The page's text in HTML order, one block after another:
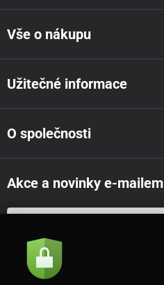
Vše o nákupu
Užitečné informace
O společnosti
Akce a novinky e-mailem
Souhlasím se